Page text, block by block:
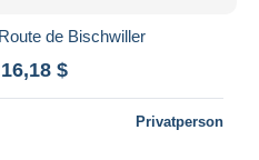
de Bischwiller
$
Privatperson